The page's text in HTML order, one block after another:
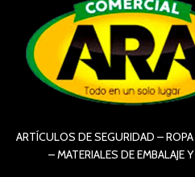
ARTÍCULOS DE SEGURIDAD – ROPA
– MATERIALES DE EMBALAJE